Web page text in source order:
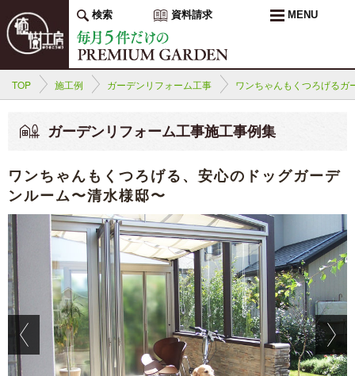
検索 資料請求 MENU
TOP 施工例 ガーデンリフォーム工事 ワンちゃんもくつろげるガ
ガーデンリフォーム工事施工事例集
ワンちゃんもくつろげる、安心のドッグガーデ
ンルーム〜清水様邸〜